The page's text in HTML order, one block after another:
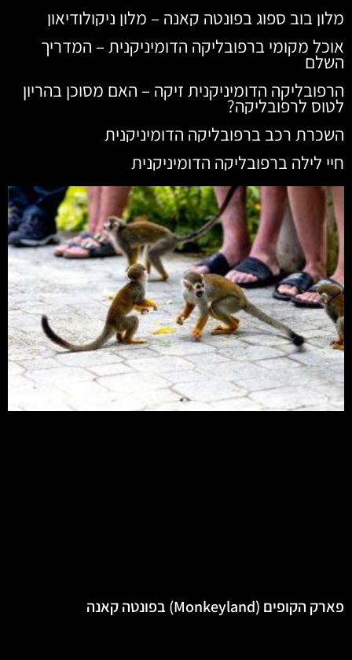
מלון בוב ספוג בפונטה קאנה – מלון ניקולודיאון
אוכל מקומי ברפובליקה הדומיניקנית – המדריך
השלם
הרפובליקה הדומיניקנית זיקה – האם מסוכן בהריון
לטוס לרפובליקה?
השכרת רכב ברפובליקה הדומיניקנית
חיי לילה ברפובליקה הדומיניקנית
פארק הקופים (Monkeyland) בפונטה קאנה